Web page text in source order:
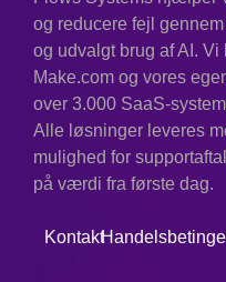
og reducere fejl
og udvalgt brug af AI.
Make.com og vores
over 3.000 SaaS-
Alle løsninger leveres
mulighed for
på værdi fra første dag.
Kontakt